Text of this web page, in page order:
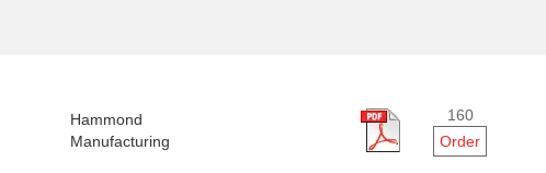
Hammond
Manufacturing
160
Order